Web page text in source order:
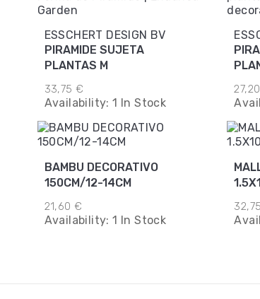
ESSCHERT DESIGN BV
PIRAMIDE SUJETA
PLANTAS M
33,75 €
Availability:1 In Stock
BAMBU DECORATIVO
150CM/12-14CM
21,60 €
Availability:1 In Stock